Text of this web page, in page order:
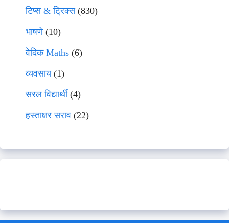
टिप्स & ट्रिक्स(830)
भाषणे(10)
वेदिक Maths (6)
व्यवसाय(1)
सरल विद्यार्थी(4)
हस्ताक्षर सराव (22)